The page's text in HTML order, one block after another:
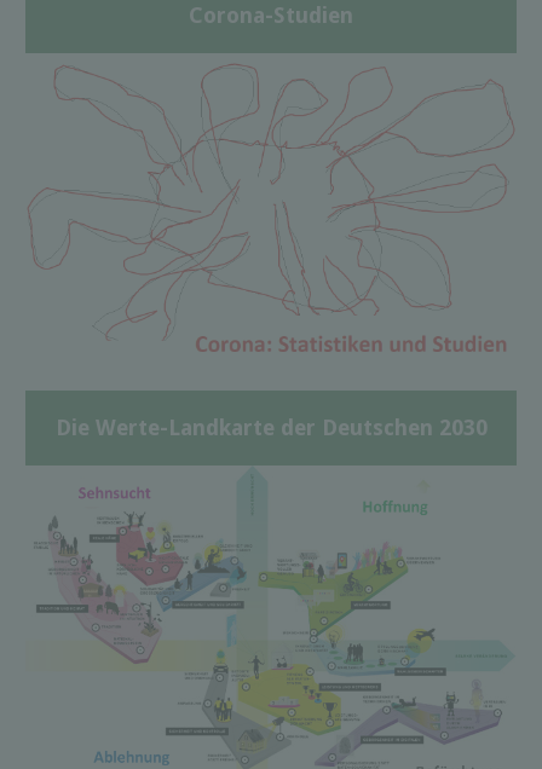
Corona-Studien
Die Werte-Landkarte der Deutschen 2030